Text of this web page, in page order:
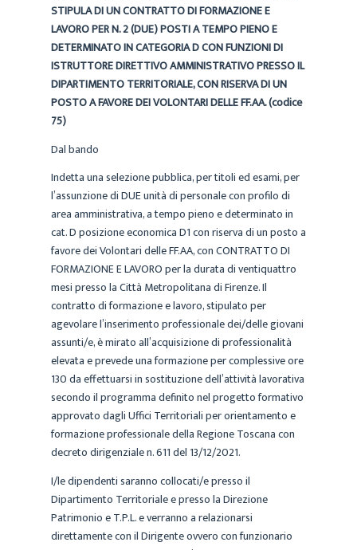
STIPULA DI UN CONTRATTO DI FORMAZIONE E
LAVORO PER N. 2 (DUE) POSTI A TEMPO PIENO E
DETERMINATO IN CATEGORIA D CON FUNZIONI DI
ISTRUTTORE DIRETTIVO AMMINISTRATIVO PRESSO IL
DIPARTIMENTO TERRITORIALE, CON RISERVA DI UN
POSTO A FAVORE DEI VOLONTARI DELLE FF.AA. (codice
75)
Dal bando
Indetta una selezione pubblica, per titoli ed esami, per
l’assunzione di DUE unità di personale con profilo di
area amministrativa, a tempo pieno e determinato in
cat. D posizione economica D1 con riserva di un posto a
favore dei Volontari delle FF.AA, con CONTRATTO DI
FORMAZIONE E LAVORO per la durata di ventiquattro
mesi presso la Città Metropolitana di Firenze. Il
contratto di formazione e lavoro, stipulato per
agevolare l’inserimento professionale dei/delle giovani
assunti/e, è mirato all’acquisizione di professionalità
elevata e prevede una formazione per complessive ore
130 da effettuarsi in sostituzione dell’attività lavorativa
secondo il programma definito nel progetto formativo
approvato dagli Uffici Territoriali per orientamento e
formazione professionale della Regione Toscana con
decreto dirigenziale n. 611 del 13/12/2021.
I/le dipendenti saranno collocati/e presso il
Dipartimento Territoriale e presso la Direzione
Patrimonio e T.P.L. e verranno a relazionarsi
direttamente con il Dirigente ovvero con funzionario